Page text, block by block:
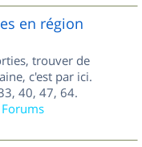
en région
trouver de
c'est par ici.
40, 47, 64.